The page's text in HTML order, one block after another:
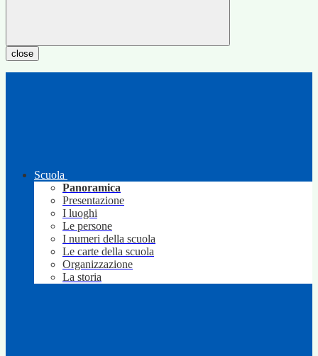
close
Scuola
Panoramica
Presentazione
I luoghi
Le persone
I numeri della scuola
Le carte della scuola
Organizzazione
La storia